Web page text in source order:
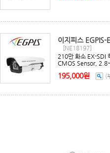
이지피스
[NE18197]
210만 화소 EX-SDI
CMOS Sensor,
195,000원 (